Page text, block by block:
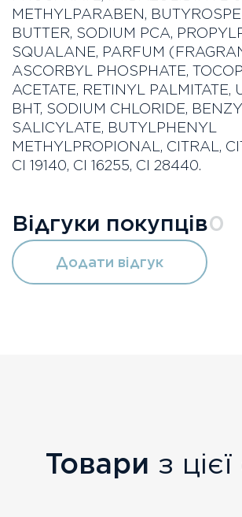
METHYLPARABEN,
BUTTER, SODIUM PCA,
SQUALANE, PARFUM
ASCORBYL PHOSPHATE,
ACETATE, RETINYL PALMITATE,
BHT, SODIUM CHLORIDE,
SALICYLATE, BUTYLPHENYL
METHYLPROPIONAL, CITRAL,
CI 19140, CI 16255, CI 28440.
Відгуки покупців0
Додати відгук
Товари з цієї